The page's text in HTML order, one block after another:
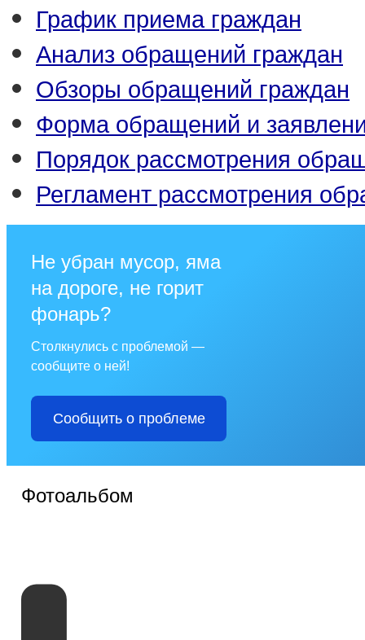
График приема граждан
Анализ обращений граждан
Обзоры обращений граждан
Форма обращений и
Порядок рассмотрения
Регламент рассмотрения
Не убран мусор, яма
на дороге, не горит
фонарь?
Столкнулись с проблемой —
сообщите о ней!
Сообщить о проблеме
Фотоальбом